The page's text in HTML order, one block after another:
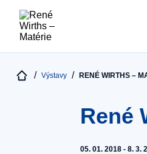
Výstavy RENÉ WIRTHS –
René
05. 01. 2018 - 8. 3.